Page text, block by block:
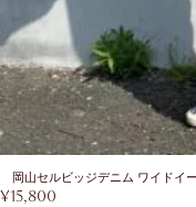
岡山セルビッジデニム ワイドイ
¥15,800